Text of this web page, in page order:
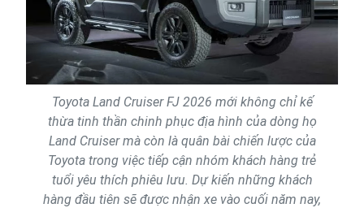
Toyota Land Cruiser FJ 2026 mới không chỉ kế
thừa tinh thần chinh phục địa hình của dòng họ
Land Cruiser mà còn là quân bài chiến lược của
Toyota trong việc tiếp cận nhóm khách hàng trẻ
tuổi yêu thích phiêu lưu. Dự kiến những khách
hàng đầu tiên sẽ được nhận xe vào cuối năm nay,